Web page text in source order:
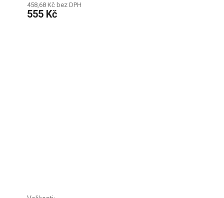
458,68 Kč bez DPH
555 Kč